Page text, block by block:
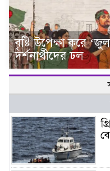
বৃষ্টি উপেক্ষা করে
দর্শনার্থীদের ঢল